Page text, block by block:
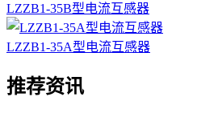
LZZB1-35B型电流互感器
LZZB1-35A型电流互感器
推荐资讯